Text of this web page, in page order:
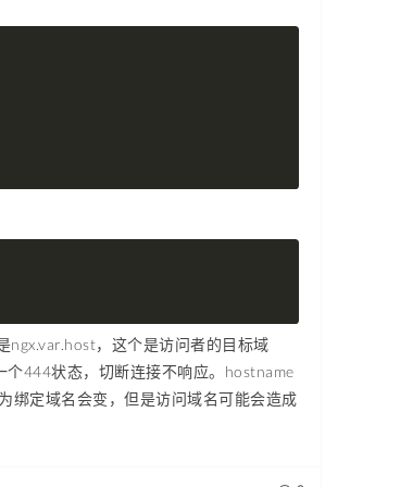
ngx.var.host，这个是访问者的目标域
444状态，切断连接不响应。hostname
绑定域名会变，但是访问域名可能会造成